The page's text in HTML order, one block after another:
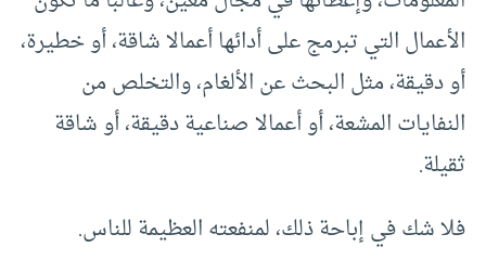
الأعمال التي تبرمج على أدائها أعمالا شاقة، أو خطيرة،
أو دقيقة، مثل البحث عن الألغام، والتخلص من
النفايات المشعة، أو أعمالا صناعية دقيقة، أو شاقة
ثقيلة.
فلا شك في إباحة ذلك، لمنفعته العظيمة للناس.